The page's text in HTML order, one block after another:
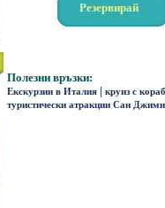
Резервирай
Полезни връзки:
Екскурзии в Италия | круиз с кораб
туристически атракции Сан